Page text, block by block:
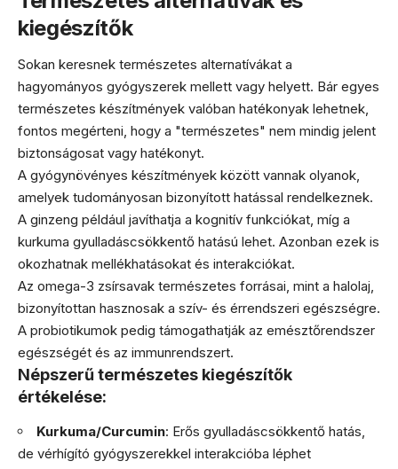
kiegészítők
Sokan keresnek természetes alternatívákat a
hagyományos gyógyszerek mellett vagy helyett. Bár egyes
természetes készítmények valóban hatékonyak lehetnek,
fontos megérteni, hogy a "természetes" nem mindig jelent
biztonságosat vagy hatékonyt.
A gyógynövényes készítmények között vannak olyanok,
amelyek tudományosan bizonyított hatással rendelkeznek.
A ginzeng például javíthatja a kognitív funkciókat, míg a
kurkuma gyulladáscsökkentő hatású lehet. Azonban ezek is
okozhatnak mellékhatásokat és interakciókat.
Az omega-3 zsírsavak természetes forrásai, mint a halolaj,
bizonyítottan hasznosak a szív- és érrendszeri egészségre.
A probiotikumok pedig támogathatják az emésztőrendszer
egészségét és az immunrendszert.
Népszerű természetes kiegészítők
értékelése:
Kurkuma/Curcumin: Erős gyulladáscsökkentő hatás,
de vérhígító gyógyszerekkel interakcióba léphet